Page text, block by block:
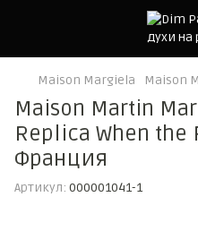
Maison Margiela Maison
Maison Martin
Replica When the
Франция
Артикул: 000001041-1